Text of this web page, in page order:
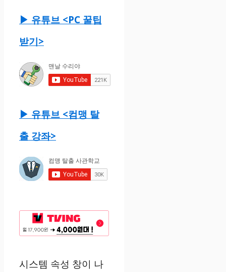
▶ 유튜브 <PC 꿀팁
받기>
▶ 유튜브 <컴맹 탈
출 강좌>
시스템 속성 창이 나